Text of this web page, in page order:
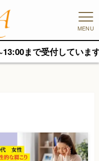
MENU
まで受付しています